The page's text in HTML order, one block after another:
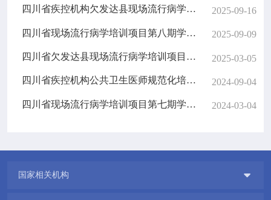
四川省疾控机构欠发达县现场流行病学培训项目毕业典礼顺利举行 2025-09-16
四川省现场流行病学培训项目第八期学员毕业答辩暨毕业典礼顺利举行 2025-09-09
四川省欠发达县现场流行病学培训项目顺利开班 2025-03-05
四川省疾控机构公共卫生医师规范化培训四期学员毕业、六期学员开学暨四川省现场流行病学培训项目第七期学员毕业、第八期开学典礼 2024-09-04
四川省现场流行病学培训项目第七期学员中期汇报会顺利召开 2024-03-04
国家相关机构 